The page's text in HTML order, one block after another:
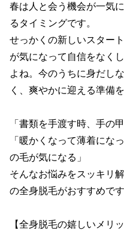
春は人と会う機会が一気
るタイミングです。
せっかくの新しいスター
が気になって自信をなく
よね。今のうちに身だし
く、爽やかに迎える準備
「書類を手渡す時、手の
「暖かくなって薄着にな
の毛が気になる」
そんなお悩みをスッキリ
の全身脱毛がおすすめです
【全身脱毛の嬉しいメリッ